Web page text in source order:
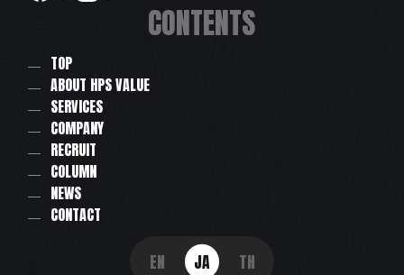
CONTENTS
TOP
ABOUT HPS VALUE
SERVICES
COMPANY
RECRUIT
COLUMN
NEWS
CONTACT
EN JA TH